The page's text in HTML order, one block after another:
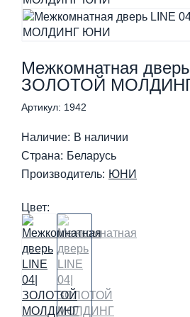
Межкомнатная
ЗОЛОТОЙ
Артикул: 1942
Наличие: В наличии
Страна: Беларусь
Производитель: ЮНИ
Цвет: